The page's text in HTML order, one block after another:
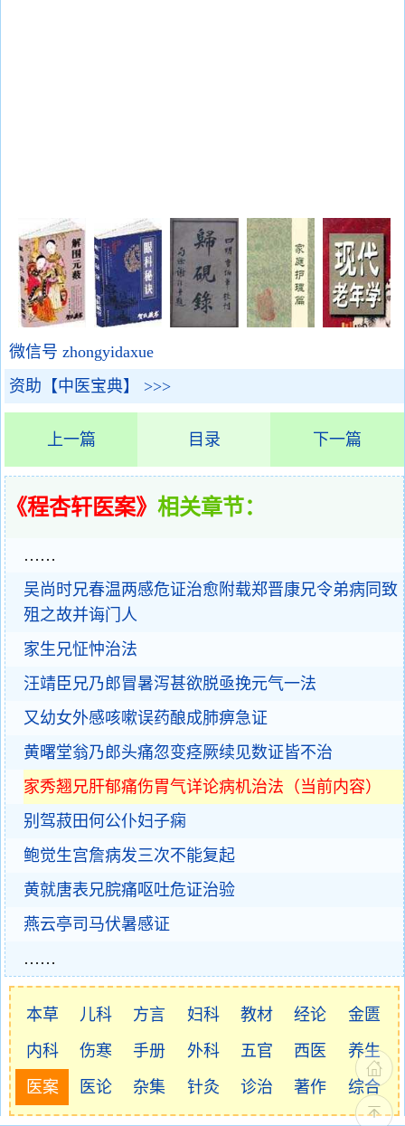
微信号 zhongyidaxue
资助【中医宝典】 >>>
上一篇 目录 下一篇
《程杏轩医案》 相关章节：
……
吴尚时兄春温两感危证治愈附载郑晋康兄令弟病同致
殂之故并诲门人
家生兄怔忡治法
汪靖臣兄乃郎冒暑泻甚欲脱亟挽元气一法
又幼女外感咳嗽误药酿成肺痹急证
黄曙堂翁乃郎头痛忽变痉厥续见数证皆不治
家秀翘兄肝郁痛伤胃气详论病机治法（当前内容）
别驾菽田何公仆妇子痫
鲍觉生宫詹病发三次不能复起
黄就唐表兄脘痛呕吐危证治验
燕云亭司马伏暑感证
……
本草 儿科 方言 妇科 教材 经论
金匮
内科
伤寒 手册 外科 五官 西医
养生
医案
医论 杂集 针灸 诊治 著作 综合